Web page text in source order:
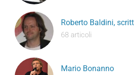
Roberto Baldini,
68 articoli
Mario Bonanno